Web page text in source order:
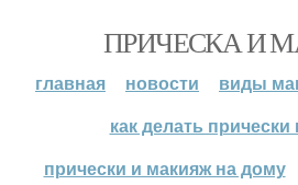
ПРИЧЕСКА И
главная новости
виды
как делать
прически и макияж на дому